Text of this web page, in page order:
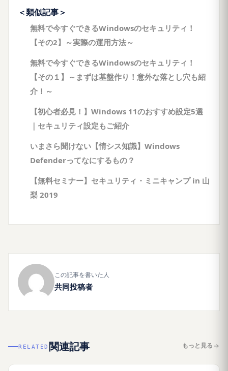
＜類似記事＞
無料で今すぐできるWindowsのセキュリティ！
【その2】～実際の運用方法～
無料で今すぐできるWindowsのセキュリティ！
【その１】～まずは基盤作り！意外な落とし穴も紹
介！～
【初心者必見！】Windows 11のおすすめ設定5選
｜セキュリティ設定もご紹介
いまさら聞けない【情シス知識】Windows
Defenderってなにするもの？
【無料セミナー】セキュリティ・ミニキャンプ in 山
梨 2019
この記事を書いた人
共同投稿者
RELATED 関連記事 もっと見る